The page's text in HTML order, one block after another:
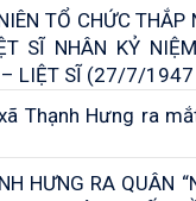
TỔ CHỨC THẮP
SĨ NHÂN KỶ
– LIỆT SĨ (27/7/
Thạnh Hưng ra
HƯNG RA QUÂN